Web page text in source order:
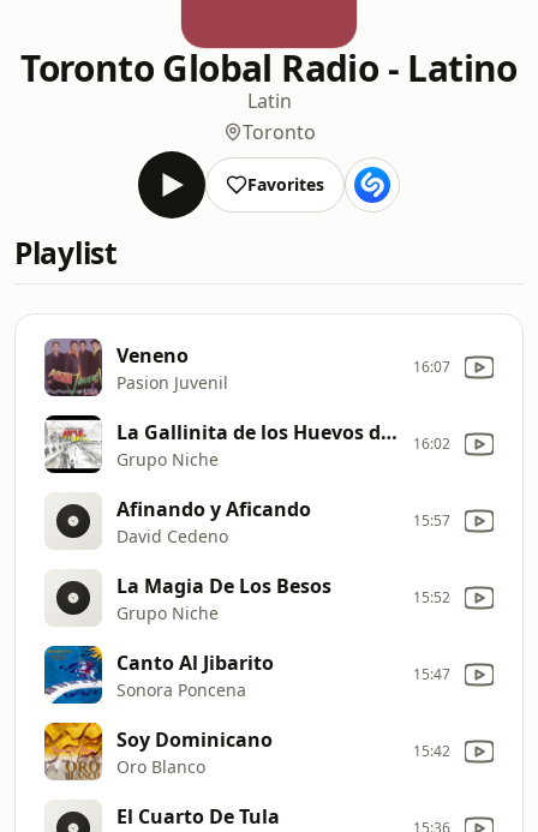
Toronto Global Radio - Latino
Latin
Toronto
Favorites
Playlist
Veneno
Pasion Juvenil
16:07
La Gallinita de los Huevos de Oro
Grupo Niche
16:02
Afinando y Aficando
David Cedeno
15:57
La Magia De Los Besos
Grupo Niche
15:52
Canto Al Jibarito
Sonora Poncena
15:47
Soy Dominicano
Oro Blanco
15:42
El Cuarto De Tula 15:36